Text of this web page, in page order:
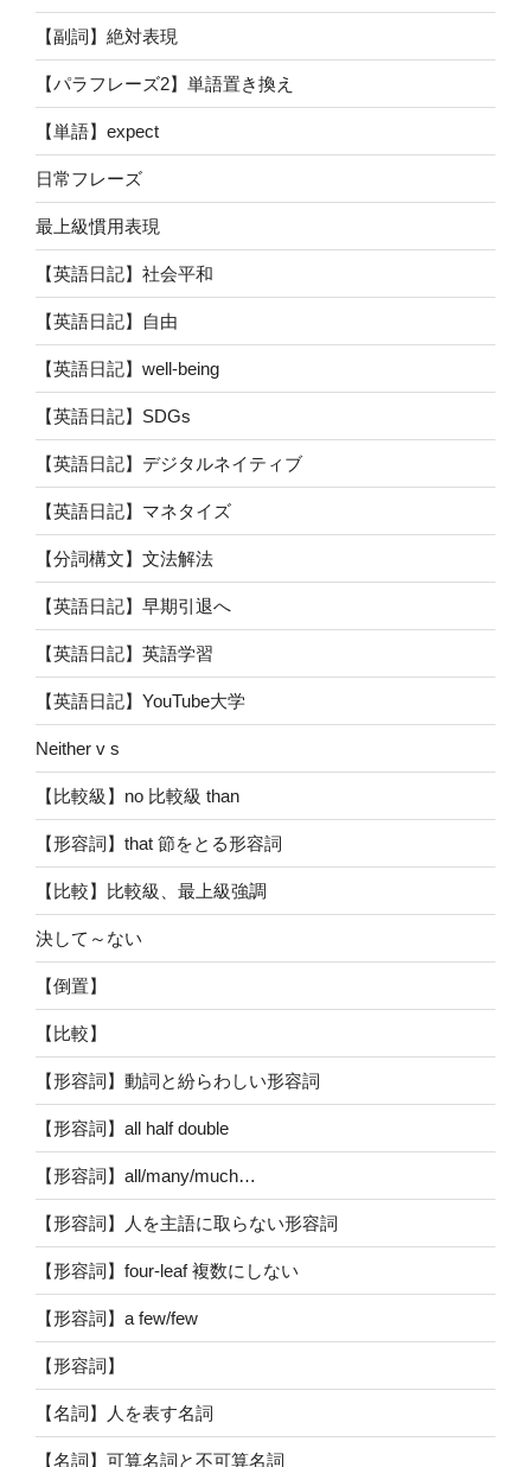
【副詞】絶対表現
【パラフレーズ2】単語置き換え
【単語】expect
日常フレーズ
最上級慣用表現
【英語日記】社会平和
【英語日記】自由
【英語日記】well-being
【英語日記】SDGs
【英語日記】デジタルネイティブ
【英語日記】マネタイズ
【分詞構文】文法解法
【英語日記】早期引退へ
【英語日記】英語学習
【英語日記】YouTube大学
Neither v s
【比較級】no 比較級 than
【形容詞】that 節をとる形容詞
【比較】比較級、最上級強調
決して～ない
【倒置】
【比較】
【形容詞】動詞と紛らわしい形容詞
【形容詞】all half double
【形容詞】all/many/much…
【形容詞】人を主語に取らない形容詞
【形容詞】four-leaf 複数にしない
【形容詞】a few/few
【形容詞】
【名詞】人を表す名詞
【名詞】可算名詞と不可算名詞